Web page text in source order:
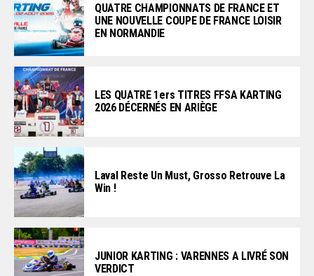
QUATRE CHAMPIONNATS DE FRANCE ET
UNE NOUVELLE COUPE DE FRANCE LOISIR
EN NORMANDIE
LES QUATRE 1ers TITRES FFSA KARTING
2026 DÉCERNÉS EN ARIÈGE
Laval Reste Un Must, Grosso Retrouve La
Win !
JUNIOR KARTING : VARENNES A LIVRÉ SON
VERDICT